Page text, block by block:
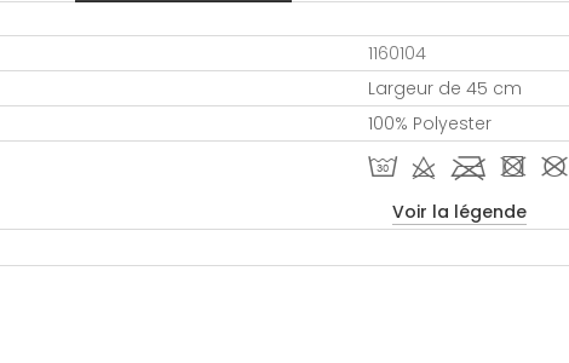
1160104
Largeur de 45 cm
100% Polyester
T d l - #
Voir la légende